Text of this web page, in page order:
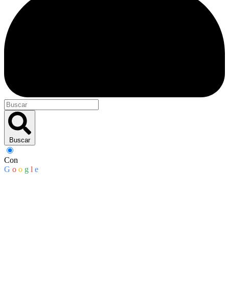
Buscar
Con
G o o g l e